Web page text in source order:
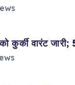
वारंट जारी;